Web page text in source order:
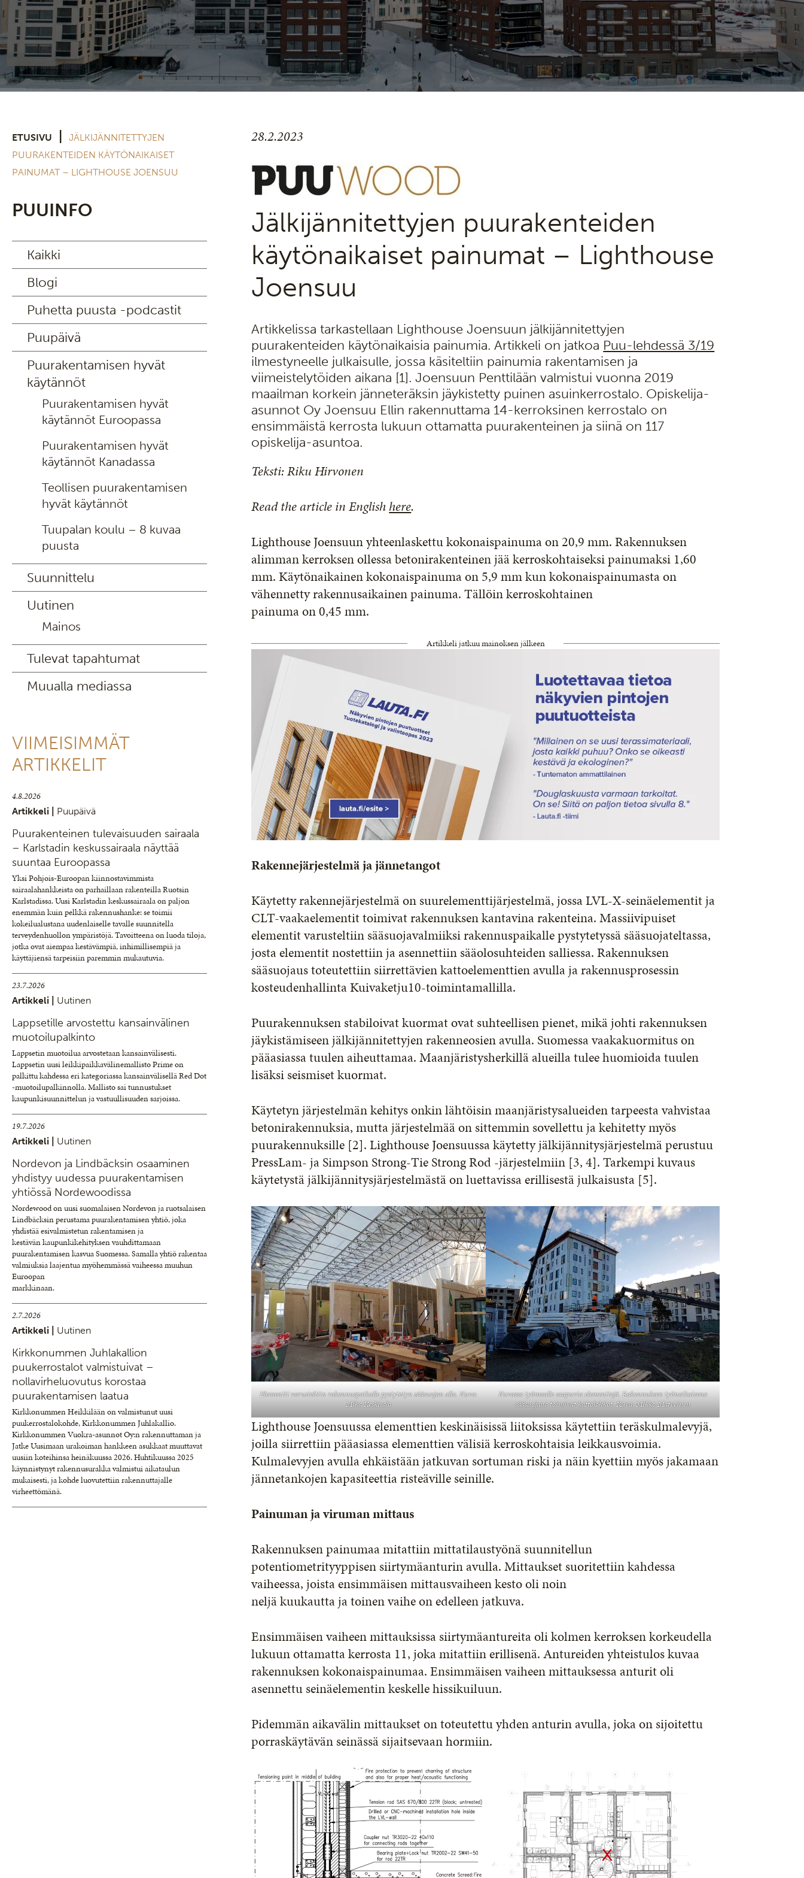
ETUSIVU
JÄLKIJÄNNITETTYJEN
PUURAKENTEIDEN KÄYTÖNAIKAISET
PAINUMAT – LIGHTHOUSE JOENSUU
PUUINFO
Kaikki
Blogi
Puhetta puusta -podcastit
Puupäivä
Puurakentamisen hyvät
käytännöt
Puurakentamisen hyvät
käytännöt Euroopassa
Puurakentamisen hyvät
käytännöt Kanadassa
Teollisen puurakentamisen
hyvät käytännöt
Tuupalan koulu – 8 kuvaa
puusta
Suunnittelu
Uutinen
Mainos
Tulevat tapahtumat
Muualla mediassa
VIIMEISIMMÄT
ARTIKKELIT
4.8.2026
Artikkeli | Puupäivä
Puurakenteinen tulevaisuuden sairaala
– Karlstadin keskussairaala näyttää
suuntaa Euroopassa
Yksi Pohjois-Euroopan kiinnostavimmista
sairaalahankkeista on parhaillaan rakenteilla Ruotsin
Karlstadissa. Uusi Karlstadin keskussairaala on paljon
enemmän kuin pelkkä rakennushanke: se toimii
kokeilualustana uudenlaiselle tavalle suunnitella
terveydenhuollon ympäristöjä. Tavoitteena on luoda tiloja,
jotka ovat aiempaa kestävämpiä, inhimillisempiä ja
käyttäjiensä tarpeisiin paremmin mukautuvia.
23.7.2026
Artikkeli | Uutinen
Lappsetille arvostettu kansainvälinen
muotoilupalkinto
Lappsetin muotoilua arvostetaan kansainvälisesti.
Lappsetin uusi leikkipaikkavälinemallisto Prime on
palkittu kahdessa eri kategoriassa kansainvälisellä Red Dot
-muotoilupalkinnolla. Mallisto sai tunnustukset
kaupunkisuunnittelun ja vastuullisuuden sarjoissa.
19.7.2026
Artikkeli | Uutinen
Nordevon ja Lindbäcksin osaaminen
yhdistyy uudessa puurakentamisen
yhtiössä Nordewoodissa
Nordewood on uusi suomalaisen Nordevon ja ruotsalaisen
Lindbäcksin perustama puurakentamisen yhtiö, joka
yhdistää esivalmistetun rakentamisen ja
kestävän kaupunkikehityksen vauhdittamaan
puurakentamisen kasvua Suomessa. Samalla yhtiö rakentaa
valmiuksia laajentua myöhemmässä vaiheessa muuhun
Euroopan
markkinaan.
2.7.2026
Artikkeli | Uutinen
Kirkkonummen Juhlakallion
puukerrostalot valmistuivat –
nollavirheluovutus korostaa
puurakentamisen laatua
Kirkkonummen Heikkilään on valmistunut uusi
puukerrostalokohde, Kirkkonummen Juhlakallio.
Kirkkonummen Vuokra-asunnot Oy:n rakennuttaman ja
Jatke Uusimaan urakoiman hankkeen asukkaat muuttavat
uusiin koteihinsa heinäkuussa 2026. Huhtikuussa 2025
käynnistynyt rakennusurakka valmistui aikataulun
mukaisesti, ja kohde luovutettiin rakennuttajalle
virheettömänä.
28.2.2023
Jälkijännitettyjen puurakenteiden
käytönaikaiset painumat – Lighthouse
Joensuu
Artikkelissa tarkastellaan Lighthouse Joensuun jälkijännitettyjen
puurakenteiden käytönaikaisia painumia. Artikkeli on jatkoa Puu-lehdessä 3/19
ilmestyneelle julkaisulle, jossa käsiteltiin painumia rakentamisen ja
viimeistelytöiden aikana [1]. Joensuun Penttilään valmistui vuonna 2019
maailman korkein jänneteräksin jäykistetty puinen asuinkerrostalo. Opiskelija-
asunnot Oy Joensuu Ellin rakennuttama 14-kerroksinen kerrostalo on
ensimmäistä kerrosta lukuun ottamatta puurakenteinen ja siinä on 117
opiskelija-asuntoa.
Teksti: Riku Hirvonen
Read the article in Englishhere.
Lighthouse Joensuun yhteenlaskettu kokonaispainuma on 20,9 mm. Rakennuksen
alimman kerroksen ollessa betonirakenteinen jää kerroskohtaiseksi painumaksi 1,60
mm. Käytönaikainen kokonaispainuma on 5,9 mm kun kokonaispainumasta on
vähennetty rakennusaikainen painuma. Tällöin kerroskohtainen
painuma on 0,45 mm.
Artikkeli jatkuu mainoksen jälkeen
Rakennejärjestelmä ja jännetangot
Käytetty rakennejärjestelmä on suurelementtijärjestelmä, jossa LVL-X-seinäelementit ja
CLT-vaakaelementit toimivat rakennuksen kantavina rakenteina. Massiivipuiset
elementit varusteltiin sääsuojavalmiiksi rakennuspaikalle pystytetyssä sääsuojateltassa,
josta elementit nostettiin ja asennettiin sääolosuhteiden salliessa. Rakennuksen
sääsuojaus toteutettiin siirrettävien kattoelementtien avulla ja rakennusprosessin
kosteudenhallinta Kuivaketju10-toimintamallilla.
Puurakennuksen stabiloivat kuormat ovat suhteellisen pienet, mikä johti rakennuksen
jäykistämiseen jälkijännitettyjen rakenneosien avulla. Suomessa vaakakuormitus on
pääasiassa tuulen aiheuttamaa. Maanjäristysherkillä alueilla tulee huomioida tuulen
lisäksi seismiset kuormat.
Käytetyn järjestelmän kehitys onkin lähtöisin maanjäristysalueiden tarpeesta vahvistaa
betonirakennuksia, mutta järjestelmää on sittemmin sovellettu ja kehitetty myös
puurakennuksille [2]. Lighthouse Joensuussa käytetty jälkijännitysjärjestelmä perustuu
PressLam- ja Simpson Strong-Tie Strong Rod -järjestelmiin [3, 4]. Tarkempi kuvaus
käytetystä jälkijännitysjärjestelmästä on luettavissa erillisestä julkaisusta [5].
Elementit varusteltiin rakennuspaikalle pystytetyn sääsuojan alla. Kuva:
Mika Keskisalo
Kuvassa työmaalle saapuvia elementtejä. Rakennuksen työnaikaisena
sääsuojana toimivat kattolohkot. Kuva: Mikko Matveinen
Lighthouse Joensuussa elementtien keskinäisissä liitoksissa käytettiin teräskulmalevyjä,
joilla siirrettiin pääasiassa elementtien välisiä kerroskohtaisia leikkausvoimia.
Kulmalevyjen avulla ehkäistään jatkuvan sortuman riski ja näin kyettiin myös jakamaan
jännetankojen kapasiteettia risteäville seinille.
Painuman ja viruman mittaus
Rakennuksen painumaa mitattiin mittatilaustyönä suunnitellun
potentiometrityyppisen siirtymäanturin avulla. Mittaukset suoritettiin kahdessa
vaiheessa, joista ensimmäisen mittausvaiheen kesto oli noin
neljä kuukautta ja toinen vaihe on edelleen jatkuva.
Ensimmäisen vaiheen mittauksissa siirtymäantureita oli kolmen kerroksen korkeudella
lukuun ottamatta kerrosta 11, joka mitattiin erillisenä. Antureiden yhteistulos kuvaa
rakennuksen kokonaispainumaa. Ensimmäisen vaiheen mittauksessa anturit oli
asennettu seinäelementin keskelle hissikuiluun.
Pidemmän aikavälin mittaukset on toteutettu yhden anturin avulla, joka on sijoitettu
porraskäytävän seinässä sijaitsevaan hormiin.